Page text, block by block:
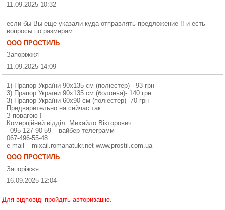
11.09.2025 10:32
если бы Вы еще указали куда отправлять предложение !! и есть
вопросы по размерам
ООО ПРОСТИЛЬ
Запоріжжя
11.09.2025 14:09
1) Прапор України 90х135 см (поліестер) - 93 грн
3) Прапор України 90х135 см (болонья)- 140 грн
3) Прапор України 60х90 см (поліестер) -70 грн
Предварительно на сейчас так .
З повагою !
Комерційний відділ: Михайло Вікторович
–095-127-90-59 – вайбер телеграмм
067-496-55-48
e-mail – mixail.romanatukr.net www.prostil.com.ua
ООО ПРОСТИЛЬ
Запоріжжя
16.09.2025 12:04
Для відповіді пройдіть авторизацію.